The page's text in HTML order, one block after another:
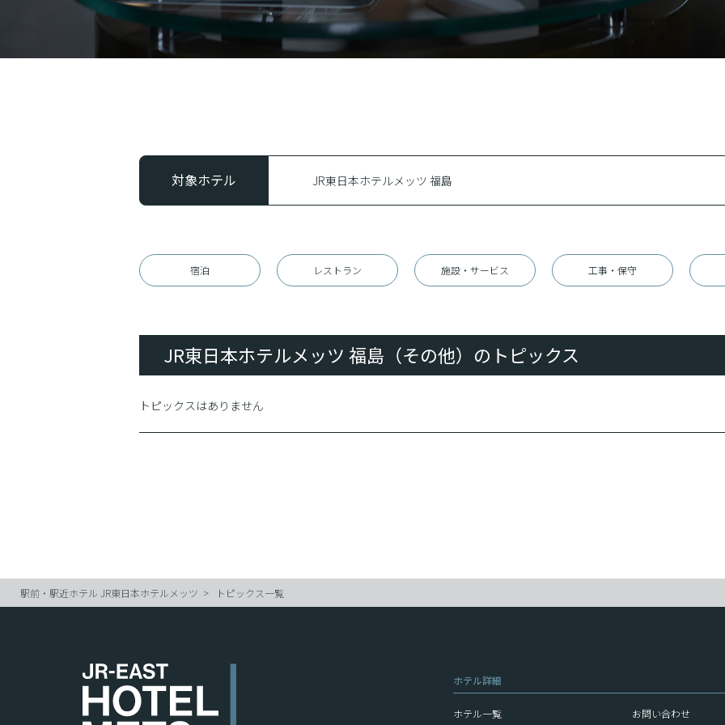
対象ホテル
宿泊 レストラン 施設・サービス 工事・保守
JR東日本ホテルメッツ 福島（その他）のトピックス
トピックスはありません
駅前・駅近ホテル JR東日本ホテルメッツ トピックス一覧
ホテル詳細
ホテル一覧 お問い合わせ